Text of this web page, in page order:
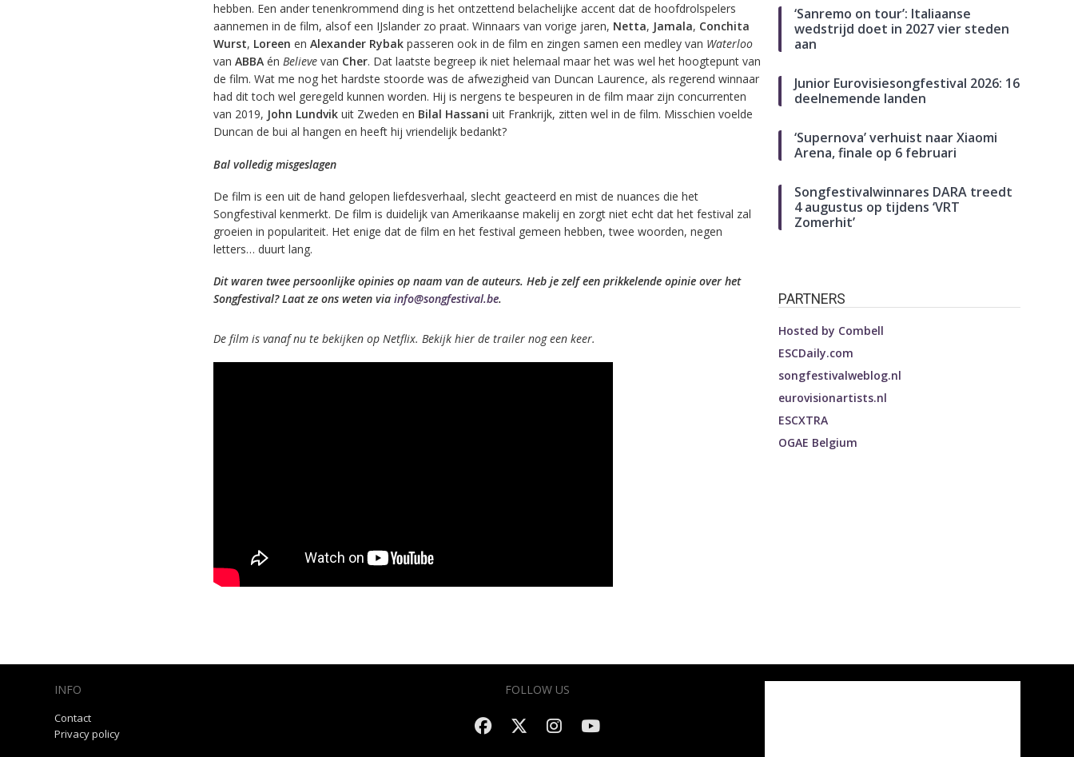
hebben. Een ander tenenkrommend ding is het ontzettend belachelijke accent dat de hoofdrolspelers
aannemen in de film, alsof een IJslander zo praat. Winnaars van vorige jaren, Netta, Jamala, Conchita
Wurst, Loreen en Alexander Rybakpasseren ook in de film en zingen samen een medley van Waterloo
van ABBAén Believevan Cher. Dat laatste begreep ik niet helemaal maar het was wel het hoogtepunt van
de film. Wat me nog het hardste stoorde was de afwezigheid van Duncan Laurence, als regerend winnaar
had dit toch wel geregeld kunnen worden. Hij is nergens te bespeuren in de film maar zijn concurrenten
van 2019, John Lundvikuit Zweden en Bilal Hassani uit Frankrijk, zitten wel in de film. Misschien voelde
Duncan de bui al hangen en heeft hij vriendelijk bedankt?
Bal volledig misgeslagen
De film is een uit de hand gelopen liefdesverhaal, slecht geacteerd en mist de nuances die het
Songfestival kenmerkt. De film is duidelijk van Amerikaanse makelij en zorgt niet echt dat het festival zal
groeien in populariteit. Het enige dat de film en het festival gemeen hebben, twee woorden, negen
letters… duurt lang.
Dit waren twee persoonlijke opinies op naam van de auteurs. Heb je zelf een prikkelende opinie over het
Songfestival? Laat ze ons weten via info@songfestival.be.
De film is vanaf nu te bekijken op Netflix. Bekijk hier de trailer nog een keer.
‘Sanremo on tour’: Italiaanse
wedstrijd doet in 2027 vier steden
aan
Junior Eurovisiesongfestival 2026: 16
deelnemende landen
‘Supernova’ verhuist naar Xiaomi
Arena, finale op 6 februari
Songfestivalwinnares DARA treedt
4 augustus op tijdens ‘VRT
Zomerhit’
PARTNERS
Hosted by Combell
ESCDaily.com
songfestivalweblog.nl
eurovisionartists.nl
ESCXTRA
OGAE Belgium
INFO
Contact
Privacy policy
FOLLOW US